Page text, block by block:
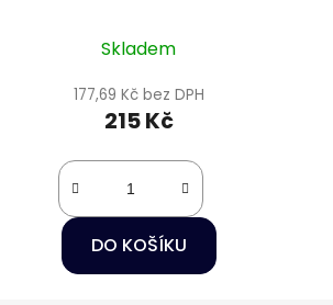
Skladem
177,69 Kč bez DPH
215 Kč
DO KOŠÍKU